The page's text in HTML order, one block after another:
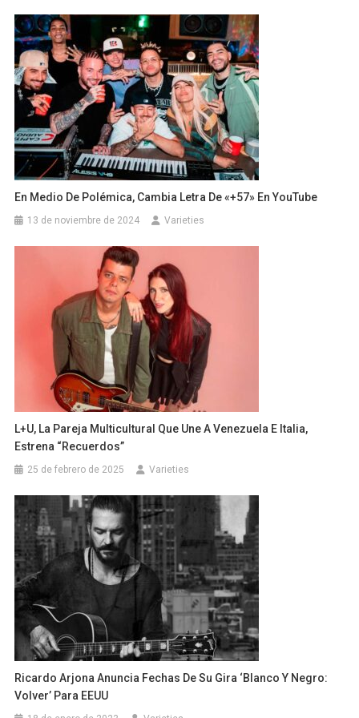
En Medio De Polémica, Cambia Letra De «+57» En YouTube
13 de noviembre de 2024 Varieties
L+U, La Pareja Multicultural Que Une A Venezuela E Italia,
Estrena “Recuerdos”
25 de febrero de 2025 Varieties
Ricardo Arjona Anuncia Fechas De Su Gira ‘Blanco Y Negro:
Volver’ Para EEUU